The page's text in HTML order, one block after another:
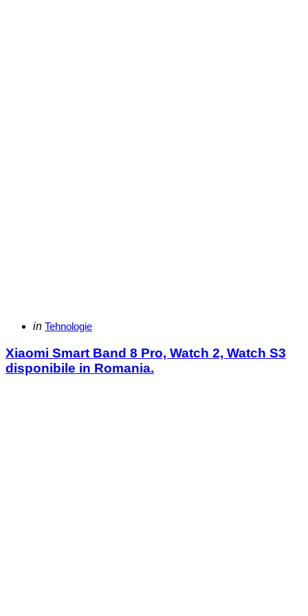
Categories
Posted
in Tehnologie
Xiaomi Smart Band 8 Pro, Watch 2, Watch S3
disponibile in Romania.